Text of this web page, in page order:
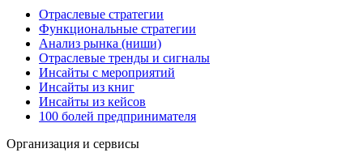
Отраслевые стратегии
Функциональные стратегии
Анализ рынка (ниши)
Отраслевые тренды и сигналы
Инсайты с мероприятий
Инсайты из книг
Инсайты из кейсов
100 болей предпринимателя
Организация и сервисы